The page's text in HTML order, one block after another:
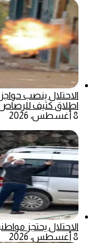
الاحتلال ينصب
اطلاق كثيف
8 أغسطس، 2026
الاحتلال يحتجز
8 أغسطس، 2026